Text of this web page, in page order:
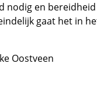
nodig en
gaat het in
Oostveen